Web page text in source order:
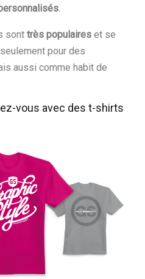
.
sont très populaires et se
pour des
aussi comme habit de
vous avec des t-shirts